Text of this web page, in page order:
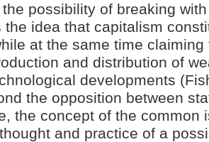
possibility of breaking
the idea that capitalism
at the same time claiming
and distribution of
developments
the opposition between
the concept of the common
and practice of a